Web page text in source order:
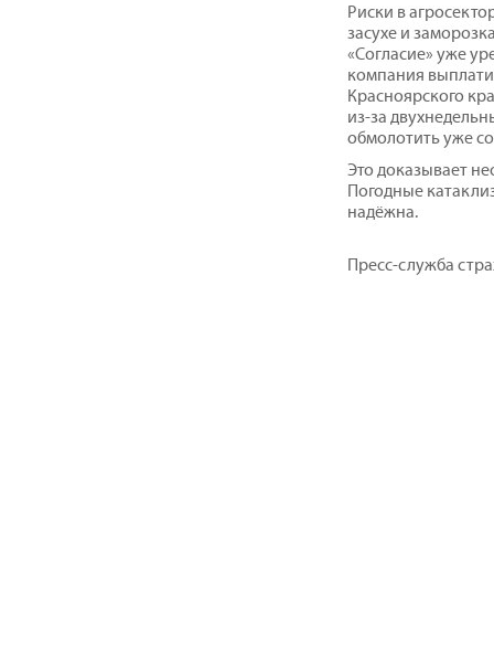
Риски в
засухе и
«Согласие» уже
компания
Красноярского
из-за
обмолотить уже
Это доказывает
Погодные
надёжна.
Пресс-служба